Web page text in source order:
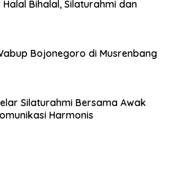
Bihalal, Silaturahmi dan
Bojonegoro di Musrenbang
Silaturahmi Bersama Awak
Harmonis